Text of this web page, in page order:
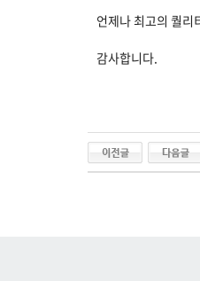
언제나 최고의 퀄리
감사합니다.